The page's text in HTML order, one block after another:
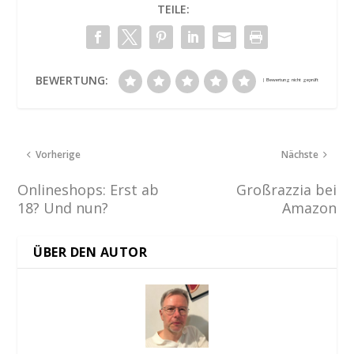
TEILE:
BEWERTUNG:
Vorherige
Onlineshops: Erst ab
18? Und nun?
Nächste
Großrazzia bei
Amazon
ÜBER DEN AUTOR